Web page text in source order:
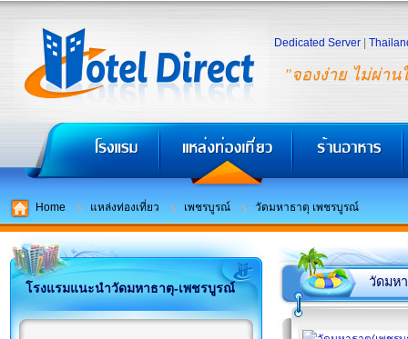
"จองง่าย ไม่ผ่าน
Dedicated Server
Home แหล่งท่องเที่ยว เพชรบูรณ์ วัดมหาธาตุ เพชรบูรณ์
โรงแรมแนะนำวัดมหาธาตุ-เพชรบูรณ์ วัดมห